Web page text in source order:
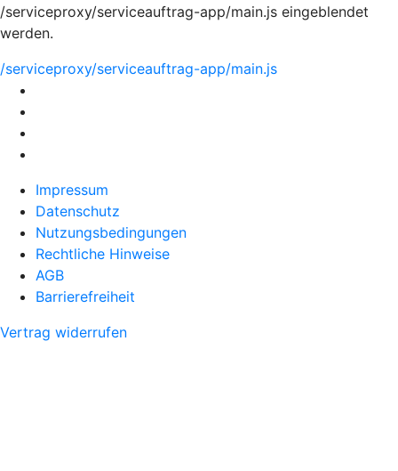
/serviceproxy/serviceauftrag-app/main.js eingeblendet
werden.
/serviceproxy/serviceauftrag-app/main.js
Impressum
Datenschutz
Nutzungsbedingungen
Rechtliche Hinweise
AGB
Barrierefreiheit
Vertrag widerrufen